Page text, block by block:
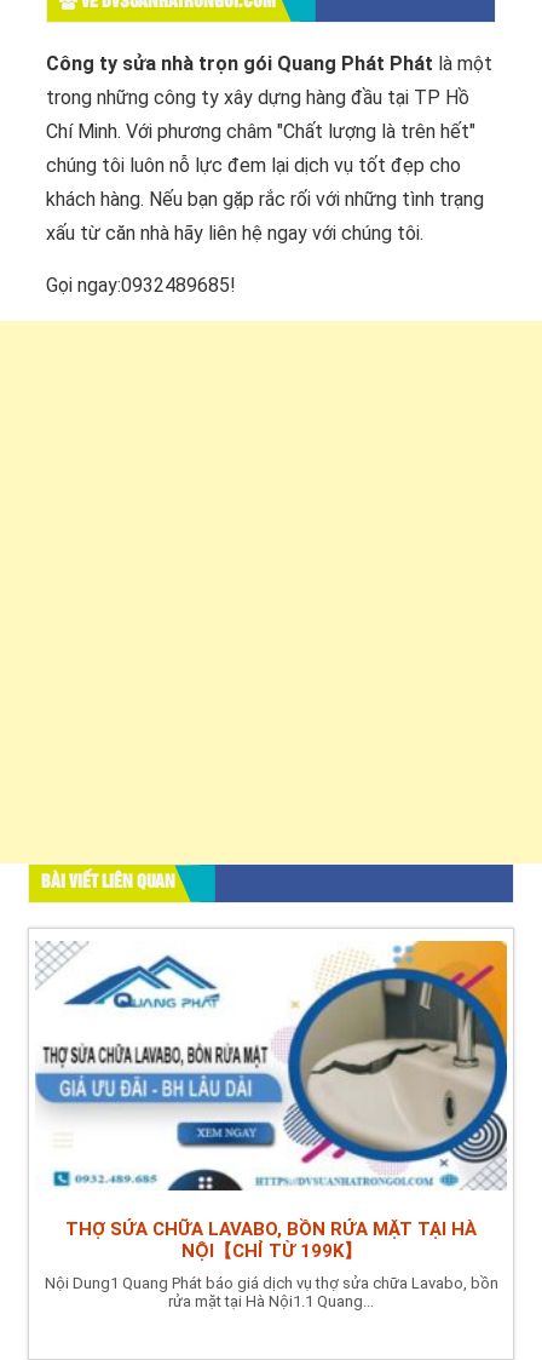
Công ty sửa nhà trọn gói Quang Phát Phát là một
trong những công ty xây dựng hàng đầu tại TP Hồ
Chí Minh. Với phương châm "Chất lượng là trên hết"
chúng tôi luôn nỗ lực đem lại dịch vụ tốt đẹp cho
khách hàng. Nếu bạn gặp rắc rối với những tình trạng
xấu từ căn nhà hãy liên hệ ngay với chúng tôi.
Gọi ngay:0932489685!
BÀI VIẾT LIÊN QUAN
THỢ SỬA CHỮA LAVABO, BỒN RỬA MẶT TẠI HÀ
NỘI【CHỈ TỪ 199K】
Nội Dung1 Quang Phát báo giá dịch vụ thợ sửa chữa Lavabo, bồn
rửa mặt tại Hà Nội1.1 Quang...